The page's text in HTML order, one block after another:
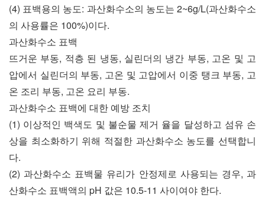
(4) 표백용의 농도: 과산화수소의 농도는 2~6g/L(과산화수소
의 사용률은 100%)이다.
과산화수소 표백
뜨거운 부동, 적층 된 냉동, 실린더의 냉간 부동, 고온 및 고
압에서 실린더의 부동, 고온 및 고압에서 이중 탱크 부동, 고
온 조리 부동, 고온 요리 부동.
과산화수소 표백에 대한 예방 조치
(1) 이상적인 백색도 및 불순물 제거 율을 달성하고 섬유 손
상을 최소화하기 위해 적절한 과산화수소 농도를 선택합니
다.
(2) 과산화수소 표백물 유리가 안정제로 사용되는 경우, 과
산화수소 표백액의 pH 값은 10.5-11 사이여야 한다.